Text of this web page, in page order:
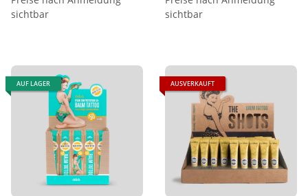
sichtbar
sichtbar
AUF LAGER AUSVERKAUFT